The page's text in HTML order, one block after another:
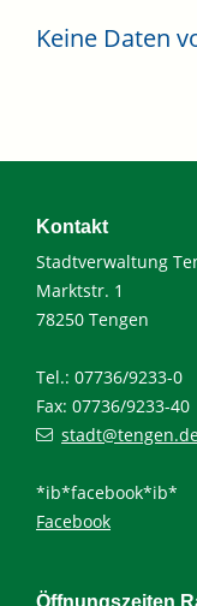
Keine Daten
Kontakt
Stadtverwaltung
Marktstr. 1
78250 Tengen
Tel.: 07736/9233-0
Fax: 07736/9233-40
*ib*facebook*ib*
Facebook
Öffnungszeiten